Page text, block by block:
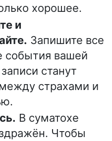
хорошее.
и
Запишите все
события вашей
станут
страхами и
В суматохе
Чтобы